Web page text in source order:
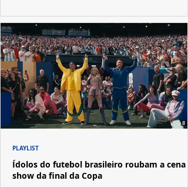
Ídolos do futebol brasileiro roubam a cena
show da final da Copa
PLAYLIST